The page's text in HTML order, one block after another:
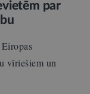
par
vīriešiem un